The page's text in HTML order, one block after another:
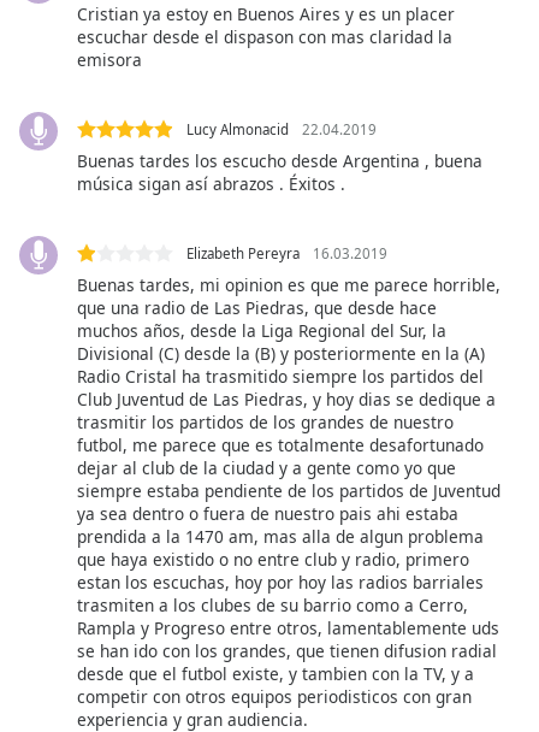
Beginning
will
cancel
Background
Cristian ya estoy en Buenos Aires y es un placer
escuchar desde el dispason con mas claridad la
emisora
Lucy Almonacid 22.04.2019
Buenas tardes los escucho desde Argentina , buena
música sigan así abrazos . Éxitos .
Elizabeth Pereyra 16.03.2019
Buenas tardes, mi opinion es que me parece horrible,
que una radio de Las Piedras, que desde hace
muchos años, desde la Liga Regional del Sur, la
Divisional (C) desde la (B) y posteriormente en la (A)
Radio Cristal ha trasmitido siempre los partidos del
Club Juventud de Las Piedras, y hoy dias se dedique a
trasmitir los partidos de los grandes de nuestro
futbol, me parece que es totalmente desafortunado
dejar al club de la ciudad y a gente como yo que
siempre estaba pendiente de los partidos de Juventud
ya sea dentro o fuera de nuestro pais ahi estaba
prendida a la 1470 am, mas alla de algun problema
que haya existido o no entre club y radio, primero
estan los escuchas, hoy por hoy las radios barriales
trasmiten a los clubes de su barrio como a Cerro,
Rampla y Progreso entre otros, lamentablemente uds
se han ido con los grandes, que tienen difusion radial
desde que el futbol existe, y tambien con la TV, y a
competir con otros equipos periodisticos con gran
experiencia y gran audiencia.